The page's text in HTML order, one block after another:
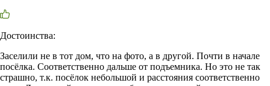
Достоинства:
Заселили не в тот дом, что на фото, а в другой. Почти в начале
посёлка. Соответственно дальше от подъемника. Но это не так
страшно, т.к. посёлок небольшой и расстояния соответственно